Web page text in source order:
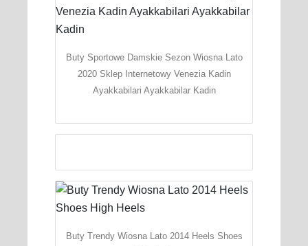
Buty Sportowe Damskie Sezon Wiosna Lato
2020 Sklep Internetowy Venezia Kadin
Ayakkabilari Ayakkabilar Kadin
Buty Trendy Wiosna Lato 2014 Heels Shoes